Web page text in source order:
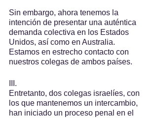
Sin embargo, ahora tenemos la
intención de presentar una auténtica
demanda colectiva en los Estados
Unidos, así como en Australia.
Estamos en estrecho contacto con
nuestros colegas de ambos países.
III.
Entretanto, dos colegas israelíes, con
los que mantenemos un intercambio,
han iniciado un proceso penal en el